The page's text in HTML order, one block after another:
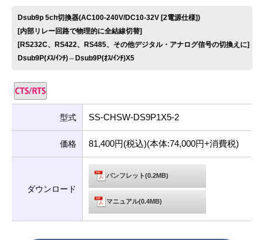
Dsub9p 5ch切換器(AC100-240V/DC10-32V [2電源仕様])
[内部リレー回路で物理的に全結線切替]
[RS232C、RS422、RS485、その他デジタル・アナログ信号の切換えに]
Dsub9P(ﾒｽ/ｲﾝﾁ)⇔Dsub9P(ｵｽ/ｲﾝﾁ)X5
型式 SS-CHSW-DS9P1X5-2
価格 81,400円(税込)(本体:74,000円+消費税)
ダウンロード
パンフレット(0.2MB)
マニュアル(0.4MB)